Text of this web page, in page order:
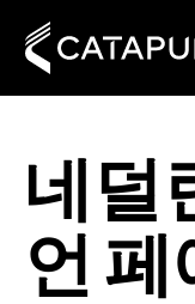
네덜
언